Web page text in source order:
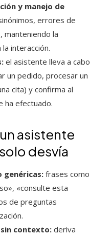
y manejo de
errores de
manteniendo la
interacción.
el asistente lleva a cabo
un pedido, procesar un
cita) y confirma al
ha efectuado.
asistente
desvía
genéricas: frases como
«consulte esta
de preguntas
contexto:deriva